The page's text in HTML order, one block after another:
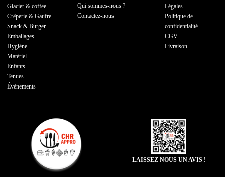
Glacier & coffee
Crêperie & Gaufre
Snack & Burger
Emballages
Hygiène
Matériel
Enfants
Tenues
Évènements
Qui sommes-nous ?
Contactez-nous
Légales
Politique de
confidentialité
CGV
Livraison
LAISSEZ NOUS UN AVIS !